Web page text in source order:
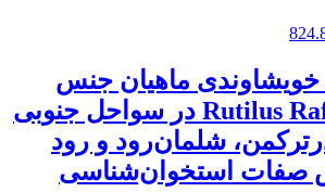
ماهیان جنس
Rutilus Rafinesque, 1820 در سواحل جنوبی
شلمان‌رود و رود
صفات استخوان‌شناسی